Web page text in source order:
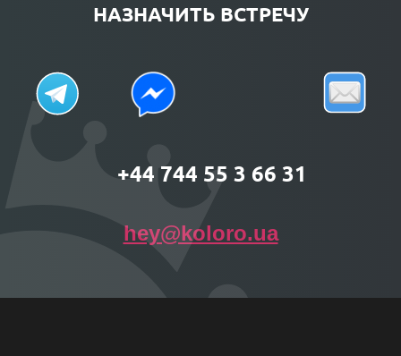
НАЗНАЧИТЬ ВСТРЕЧУ
+44 744 55 3 66 31
hey@koloro.ua